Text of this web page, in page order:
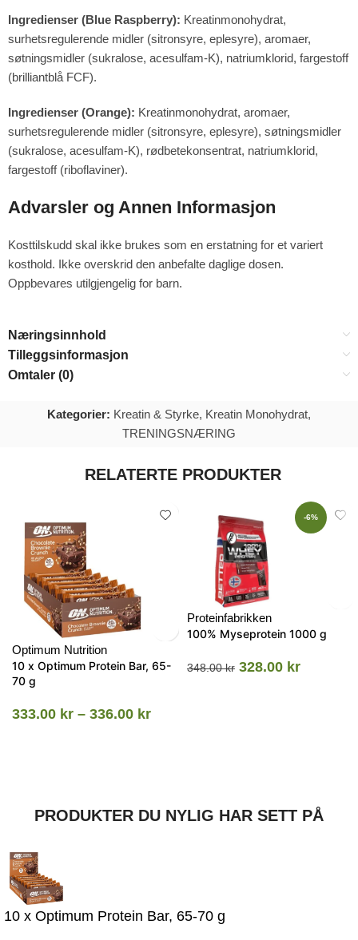
Ingredienser (Blue Raspberry): Kreatinmonohydrat,
surhetsregulerende midler (sitronsyre, eplesyre), aromaer,
søtningsmidler (sukralose, acesulfam-K), natriumklorid, fargestoff
(brilliantblå FCF).
Ingredienser (Orange): Kreatinmonohydrat, aromaer,
surhetsregulerende midler (sitronsyre, eplesyre), søtningsmidler
(sukralose, acesulfam-K), rødbetekonsentrat, natriumklorid,
fargestoff (riboflaviner).
Advarsler og Annen Informasjon
Kosttilskudd skal ikke brukes som en erstatning for et variert
kosthold. Ikke overskrid den anbefalte daglige dosen.
Oppbevares utilgjengelig for barn.
Næringsinnhold
Tilleggsinformasjon
Omtaler (0)
Kategorier: Kreatin & Styrke, Kreatin Monohydrat,
TRENINGSNÆRING
RELATERTE PRODUKTER
Optimum Nutrition
10 x Optimum Protein Bar, 65-
70 g
333.00 kr – 336.00 kr
-6%
Proteinfabrikken
100% Myseprotein 1000 g
348.00kr 328.00 kr
PRODUKTER DU NYLIG HAR SETT PÅ
10 x Optimum Protein Bar, 65-70 g